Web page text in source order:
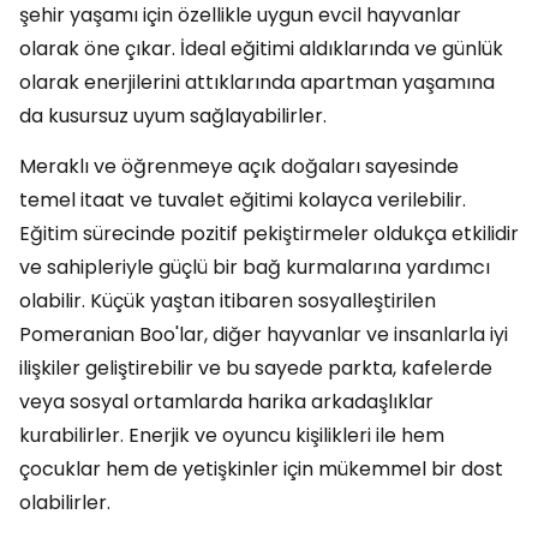
şehir yaşamı için özellikle uygun evcil hayvanlar
olarak öne çıkar. İdeal eğitimi aldıklarında ve günlük
olarak enerjilerini attıklarında apartman yaşamına
da kusursuz uyum sağlayabilirler.
Meraklı ve öğrenmeye açık doğaları sayesinde
temel itaat ve tuvalet eğitimi kolayca verilebilir.
Eğitim sürecinde pozitif pekiştirmeler oldukça etkilidir
ve sahipleriyle güçlü bir bağ kurmalarına yardımcı
olabilir. Küçük yaştan itibaren sosyalleştirilen
Pomeranian Boo'lar, diğer hayvanlar ve insanlarla iyi
ilişkiler geliştirebilir ve bu sayede parkta, kafelerde
veya sosyal ortamlarda harika arkadaşlıklar
kurabilirler. Enerjik ve oyuncu kişilikleri ile hem
çocuklar hem de yetişkinler için mükemmel bir dost
olabilirler.